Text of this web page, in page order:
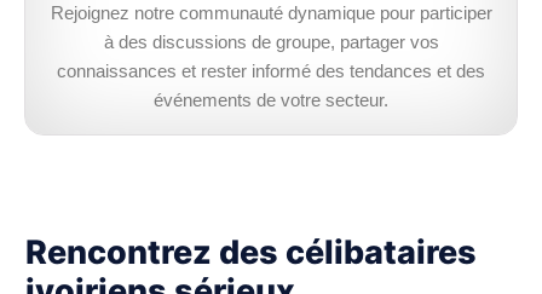
Rejoignez notre communauté dynamique pour participer
à des discussions de groupe, partager vos
connaissances et rester informé des tendances et des
événements de votre secteur.
Rencontrez des célibataires